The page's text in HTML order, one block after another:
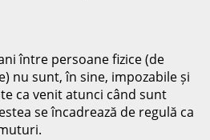
între persoane fizice (de
nu sunt, în sine, impozabile și
ca venit atunci când sunt
se încadrează de regulă ca